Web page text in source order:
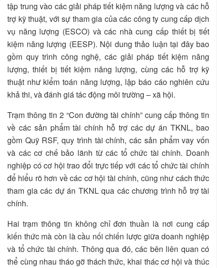
tập trung vào các giải pháp tiết kiệm năng lượng và các hỗ
trợ kỹ thuật, với sự tham gia của các công ty cung cấp dịch
vụ năng lượng (ESCO) và các nhà cung cấp thiết bị tiết
kiệm năng lượng (EESP). Nội dung thảo luận tại đây bao
gồm quy trình công nghệ, các giải pháp tiết kiệm năng
lượng, thiết bị tiết kiệm năng lượng, cùng các hỗ trợ kỹ
thuật như kiểm toán năng lượng, lập báo cáo nghiên cứu
khả thi, và đánh giá tác động môi trường – xã hội.
Trạm thông tin 2 “Con đường tài chính” cung cấp thông tin
về các sản phẩm tài chính hỗ trợ các dự án TKNL, bao
gồm Quỹ RSF, quy trình tài chính, các sản phẩm vay vốn
và các cơ chế bảo lãnh từ các tổ chức tài chính. Doanh
nghiệp có cơ hội trao đổi trực tiếp với các tổ chức tài chính
để hiểu rõ hơn về các cơ hội tài chính, cũng như cách thức
tham gia các dự án TKNL qua các chương trình hỗ trợ tài
chính.
Hai trạm thông tin không chỉ đơn thuần là nơi cung cấp
kiến thức mà còn là cầu nối chiến lược giữa doanh nghiệp
và tổ chức tài chính. Thông qua đó, các bên liên quan có
thể cùng nhau tháo gỡ thách thức, khai thác cơ hội và thúc